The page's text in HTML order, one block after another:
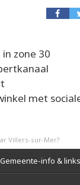
zone 30
met
Villers-sur-Mer?
Gemeente-info & links